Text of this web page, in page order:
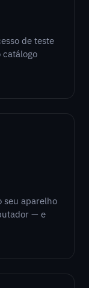
de teste
seu aparelho
— e